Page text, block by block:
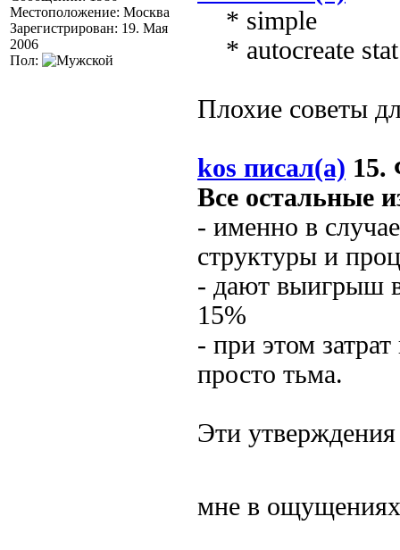
Местоположение: Москва
Зарегистрирован: 19. Мая
2006
Пол:
* simple
* autocreate
Плохие советы
kos писал(а) 15.
Все остальные
- именно в
структуры и
- дают выигрыш
15%
- при этом
просто тьма.
Эти утверждения
мне в